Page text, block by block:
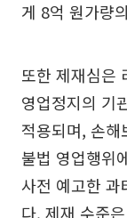
게 8억 원가량
또한 제재심은
영업정지의 기
적용되며, 손해
불법 영업행위
사전 예고한 과
다. 제재 수준